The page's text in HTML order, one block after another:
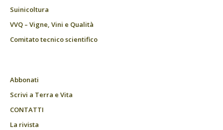
Suinicoltura
VVQ – Vigne, Vini e Qualità
Comitato tecnico scientifico
Abbonati
Scrivi a Terra e Vita
CONTATTI
La rivista